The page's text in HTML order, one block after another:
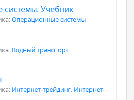
системы. Учебник
Операционные системы
Водный транспорт.
Интернет-трейдинг. Интернет-